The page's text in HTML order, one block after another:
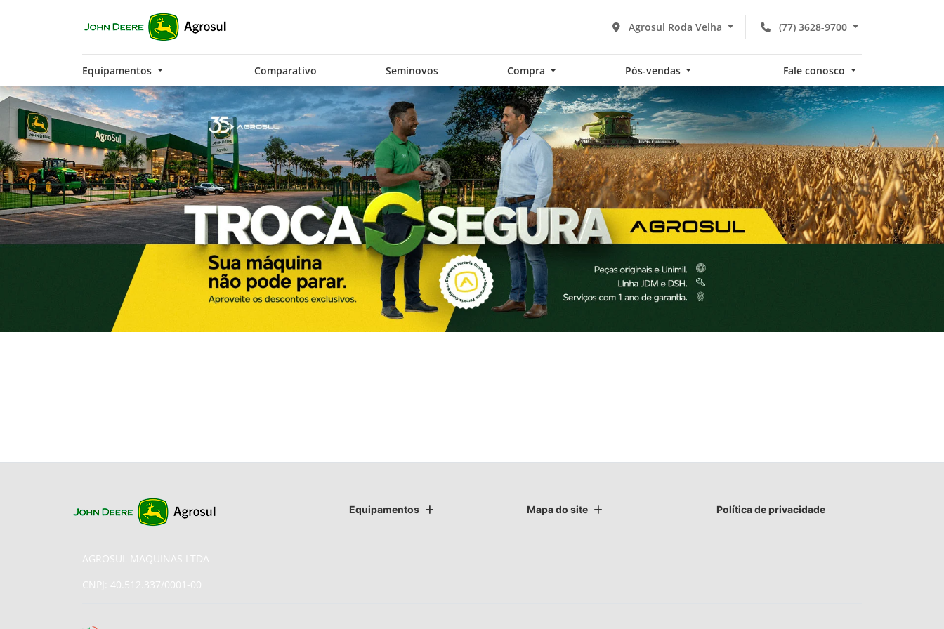
(77) 3628-9700
Agrosul Roda Velha
Equipamentos Comparativo Seminovos Compra Pós-vendas Fale conosco
Equipamentos Mapa do site Política de privacidade
AGROSUL MAQUINAS LTDA
CNPJ: 40.512.337/0001-00